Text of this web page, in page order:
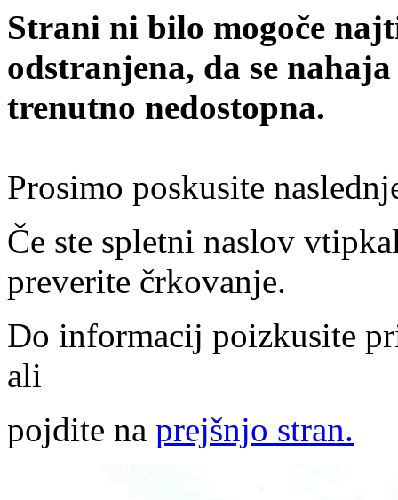
Strani ni bilo mogoče
odstranjena, da se
trenutno nedostopna.
Prosimo poskusite
Če ste spletni naslov
preverite črkovanje.
Do informacij poizkusite
ali
pojdite na prejšnjo stran.